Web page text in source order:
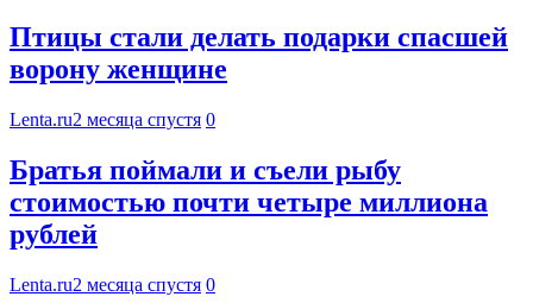
Птицы стали делать подарки спасшей
ворону женщине
Lenta.ru2 месяца спустя 0
Братья поймали и съели рыбу
стоимостью почти четыре миллиона
рублей
Lenta.ru2 месяца спустя 0